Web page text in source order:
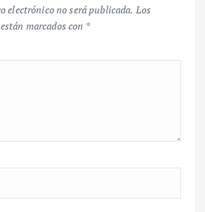
electrónico no será publicada. Los
marcados con *